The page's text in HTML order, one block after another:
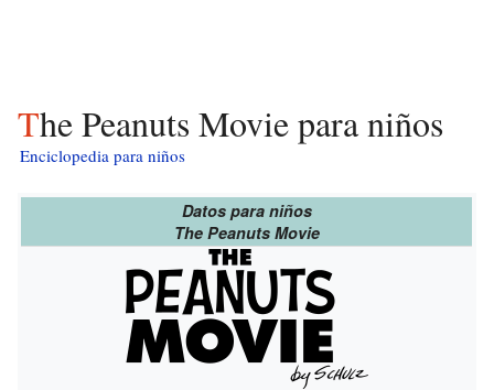
The Peanuts Movie para niños
Enciclopedia para niños
Datos para niños
The Peanuts Movie